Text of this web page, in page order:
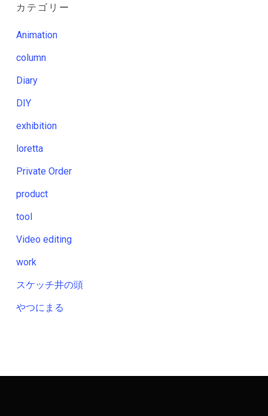
カテゴリー
Animation
column
Diary
DIY
exhibition
loretta
Private Order
product
tool
Video editing
work
スケッチ井の頭
やつにまる